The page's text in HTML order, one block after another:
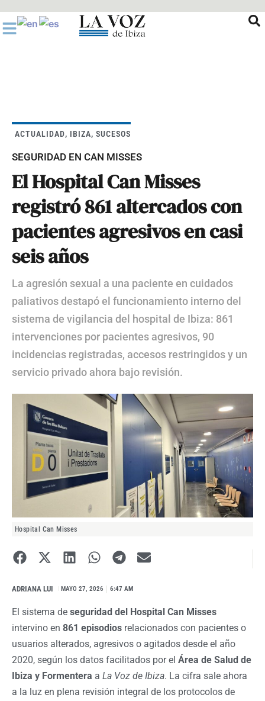
al
contenido
ACTUALIDAD, IBIZA, SUCESOS
SEGURIDAD EN CAN MISSES
El Hospital Can Misses
registró 861 altercados con
pacientes agresivos en casi
seis años
La agresión sexual a una paciente en cuidados
paliativos destapó el funcionamiento interno del
sistema de vigilancia del hospital de Ibiza: 861
intervenciones por pacientes agresivos, 90
incidencias registradas, accesos restringidos y un
servicio privado ahora bajo revisión.
Hospital Can Misses
ADRIANA LUI MAYO 27, 2026 6:47 AM
El sistema de seguridad del Hospital Can Misses
intervino en 861 episodios relacionados con pacientes o
usuarios alterados, agresivos o agitados desde el año
2020, según los datos facilitados por el Área de Salud de
Ibiza y Formentera a La Voz de Ibiza. La cifra sale ahora
a la luz en plena revisión integral de los protocolos de